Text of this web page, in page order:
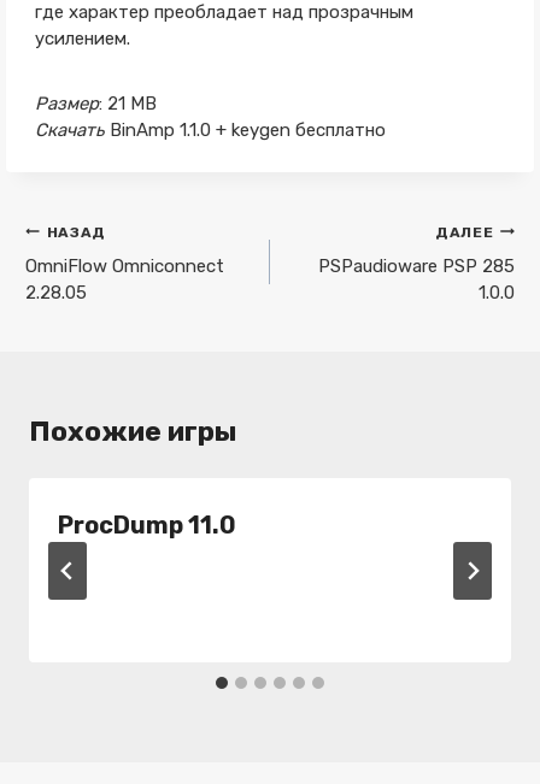
где характер преобладает над прозрачным
усилением.
Размер: 21 MB
Скачать BinAmp 1.1.0 + keygen бесплатно
Навигация
по
записям
НАЗАД
OmniFlow Omniconnect
2.28.05
ДАЛЕЕ
PSPaudioware PSP 285
1.0.0
Похожие игры
ProcDump 11.0